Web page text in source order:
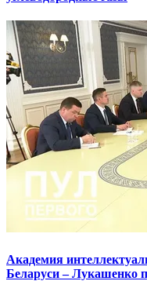
Академия
Беларуси – Лукашенко